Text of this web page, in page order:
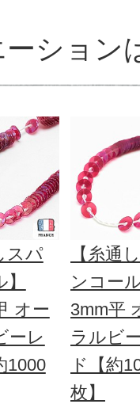
ション
スパ
オー
ーレ
1000
【糸通
ンコー
3mm平
ラルビ
ド【約
枚】